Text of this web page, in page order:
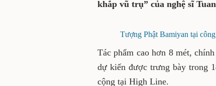
khắp vũ trụ” của nghệ sĩ
Tượng Phật Bamiyan tại
Tác phẩm cao hơn 8 mét,
dự kiến được trưng bày trong
cộng tại High Line.